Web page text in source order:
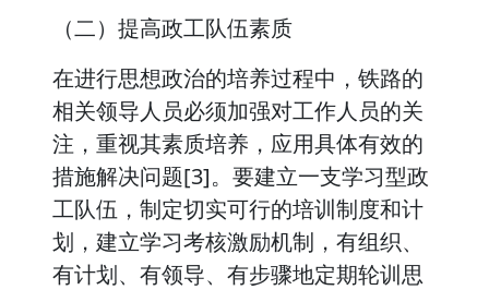
（二）提高政工队伍素质
在进行思想政治的培养过程中，铁路的
相关领导人员必须加强对工作人员的关
注，重视其素质培养，应用具体有效的
措施解决问题[3]。要建立一支学习型政
工队伍，制定切实可行的培训制度和计
划，建立学习考核激励机制，有组织、
有计划、有领导、有步骤地定期轮训思